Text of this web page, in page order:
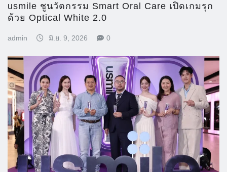
usmile ชูนวัตกรรม Smart Oral Care เปิดเกมรุก
ด้วย Optical White 2.0
admin มิ.ย. 9, 2026 0